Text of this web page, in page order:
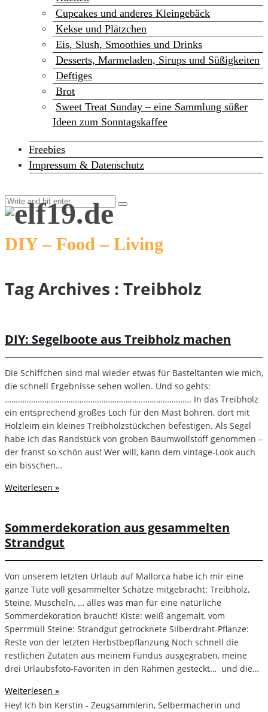
Cupcakes und anderes Kleingebäck
Kekse und Plätzchen
Eis, Slush, Smoothies und Drinks
Desserts, Marmeladen, Sirups und Süßigkeiten
Deftiges
Brot
Sweet Treat Sunday – eine Sammlung süßer
Ideen zum Sonntagskaffee
Freebies
Impressum & Datenschutz
DIY – Food – Living
Tag Archives : Treibholz
DIY: Segelboote aus Treibholz machen
Die Schiffchen sind mal wieder etwas für Basteltanten wie mich,
die schnell Ergebnisse sehen wollen. Und so gehts:
…………………………………………………………………………. In das Treibholz
ein entsprechend großes Loch für den Mast bohren, dort mit
Holzleim ein kleines Treibholzstückchen befestigen. Als Segel
habe ich das Randstück von groben Baumwollstoff genommen –
der franst so schön aus! Wer will, kann dem vintage-Look auch
ein bisschen…
Weiterlesen »
Sommerdekoration aus gesammelten
Strandgut
Von unserem letzten Urlaub auf Mallorca habe ich mir eine
ganze Tüte voll gesammelter Schätze mitgebracht: Treibholz,
Steine, Muscheln, … alles was man für eine natürliche
Sommerdekoration braucht! Kiste: weiß angemalt, vom
Sperrmüll Steine: Strandgut getrocknete Silberdraht-Pflanze:
Reste von der letzten Herbstbepflanzung Noch schnell die
restlichen Zutaten aus meinem Fundus ausgegraben, meine
drei Urlaubsfoto-Favoriten in den Rahmen gesteckt… und die…
Weiterlesen »
Hey! Ich bin Kerstin - Zeugsammlerin, Selbermacherin und